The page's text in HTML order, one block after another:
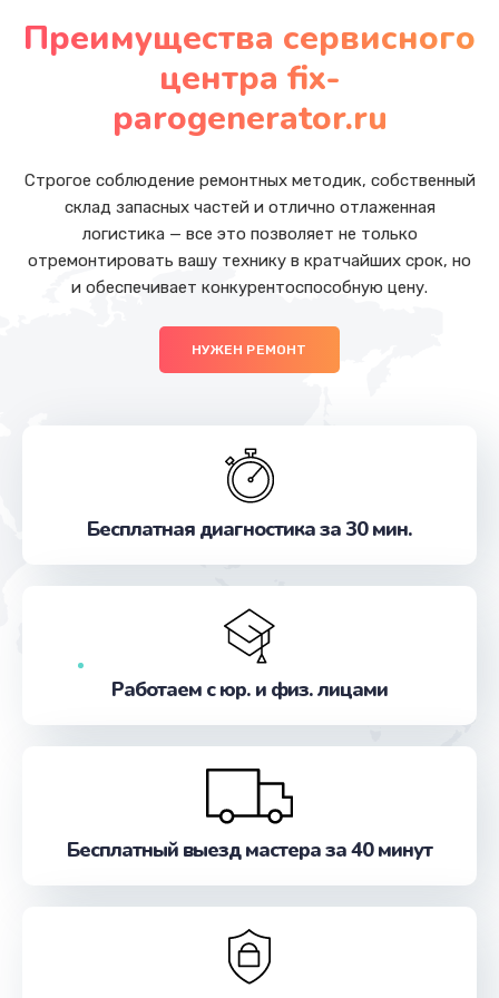
Заказать
Замена гидросистемы
от 1000 руб.
Заказать
Замена жерновов
от 1000 руб.
Заказать
Ремонт гидросистемы
Ремонт капучинатора
от 1000 руб.
Заказать
от 800 руб.
Заказать
Замена счетчика воды
Заказать
Замена ТЭНа
Ремонт ЦЗУ (центральное заварочное
Преимущества сервисного
центра fix-
parogenerator.ru
Строгое соблюдение ремонтных методик, собственный
склад запасных частей и отлично отлаженная
логистика — все это позволяет не только
отремонтировать вашу технику в кратчайших срок, но
и обеспечивает конкурентоспособную цену.
НУЖЕН РЕМОНТ
Бесплатная диагностика за 30 мин.
Работаем с юр. и физ. лицами
Бесплатный выезд мастера за 40 минут